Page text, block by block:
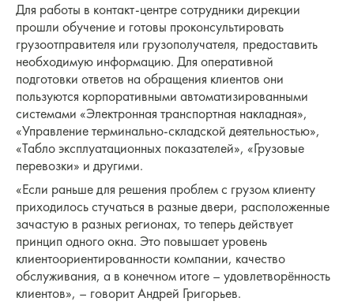
Для работы в контакт-центре сотрудники дирекции
прошли обучение и готовы проконсультировать
грузоотправителя или грузополучателя, предоставить
необходимую информацию. Для оперативной
подготовки ответов на обращения клиентов они
пользуются корпоративными автоматизированными
системами «Электронная транспортная накладная»,
«Управление терминально-складской деятельностью»,
«Табло эксплуатационных показателей», «Грузовые
перевозки» и другими.
«Если раньше для решения проблем с грузом клиенту
приходилось стучаться в разные двери, расположенные
зачастую в разных регионах, то теперь действует
принцип одного окна. Это повышает уровень
клиентоориентированности компании, качество
обслуживания, а в конечном итоге – удовлетворённость
клиентов», – говорит Андрей Григорьев.